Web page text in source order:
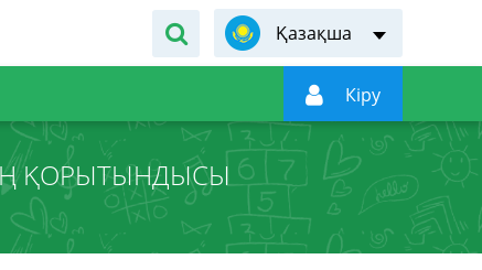
Қазақша
 Кiру
ҚОРЫТЫНДЫСЫ